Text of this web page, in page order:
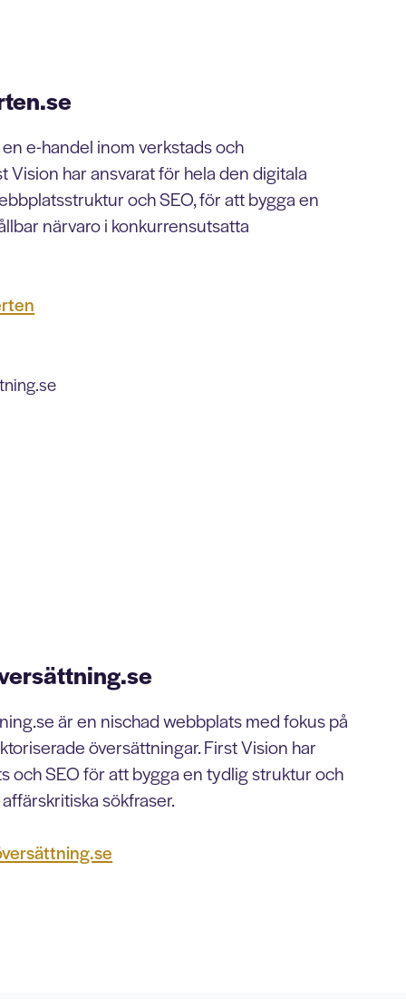
e-handel inom verkstads och
Vision har ansvarat för hela den digitala
och SEO, för att bygga en
närvaro i konkurrensutsatta
är en nischad webbplats med fokus på
översättningar. First Vision har
och SEO för att bygga en tydlig struktur och
sökfraser.